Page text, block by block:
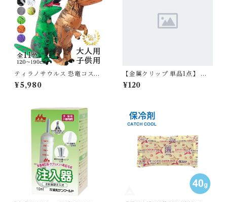
ティラノサウルス 恐竜コスプ
レ ハロウィン 恐竜着ぐるみ 怪
獣 顔出し イベント エアコス
ス 新年 誕生日 卒業 大人用 膨
らむ 子供 大人G176
¥5,980
【金属クリップ 単品1点】 日
本製 サスペンダー用 高品質 金
属 クリップ おむつ マナー ず
ルクリップ KM605G-KKK
¥120